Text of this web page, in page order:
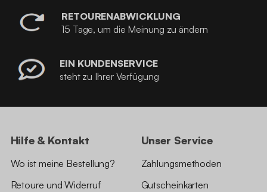
RETOURENABWICKLUNG
15 Tage, um die Meinung zu ändern
EIN KUNDENSERVICE
steht zu Ihrer Verfügung
Hilfe & Kontakt
Wo ist meine Bestellung?
Retoure und Widerruf
Unser Service
Zahlungsmethoden
Gutscheinkarten